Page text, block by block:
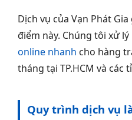
Dịch vụ của Vạn Phát
điểm này. Chúng tôi xử
online nhanh cho hàng
tháng tại TP.HCM và các
Quy trình dịch vụ